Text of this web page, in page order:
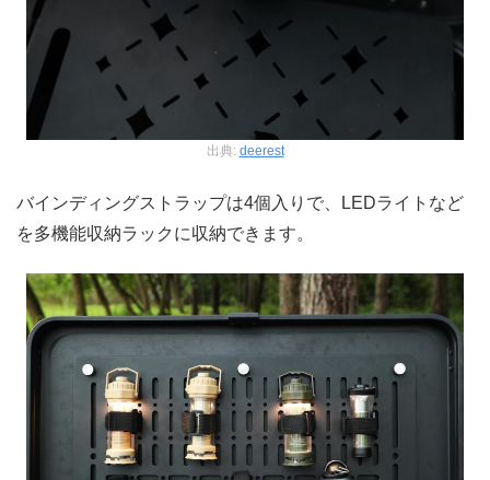
出典: deerest
バインディングストラップは4個入りで、LEDライトなど
を多機能収納ラックに収納できます。